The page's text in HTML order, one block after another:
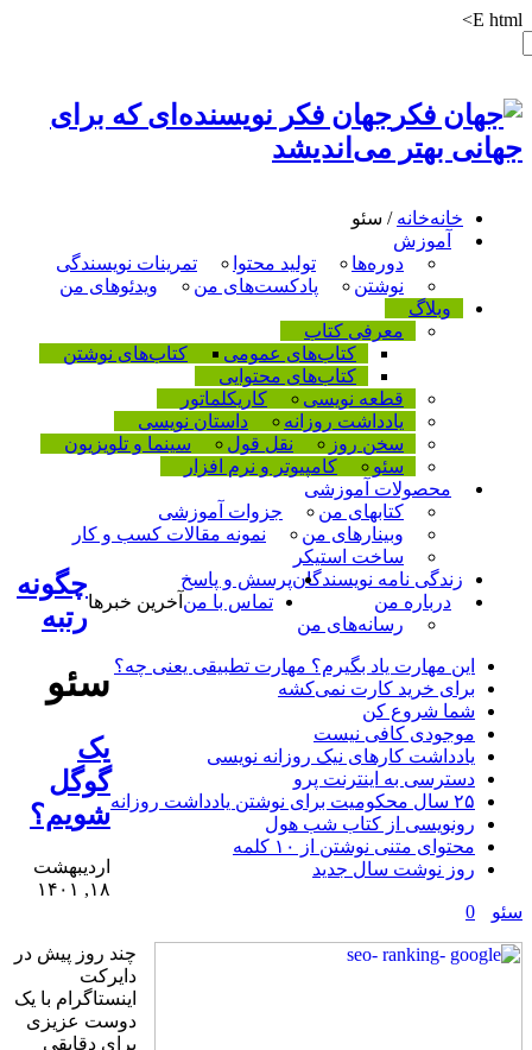
E html>
جهان فکر نویسنده‌ای که برای
جهانی بهتر می‌اندیشد
خانه
آموزش
دوره‌ها
تولید محتوا
تمرینات نویسندگی
نوشتن
پادکست‌های من
ویدئوهای من
وبلاگ
معرفی کتاب
کتاب‌های عمومی
کتاب‌های نوشتن
کتاب‌های محتوایی
قطعه نویسی
کاریکلماتور
یادداشت روزانه
داستان نویسی
سخن روز
نقل قول
سینما و تلویزیون
سئو
کامپیوتر و نرم افزار
محصولات آموزشی
کتابهای من
جزوات آموزشی
وبینارهای من
نمونه مقالات کسب و کار
ساخت استیکر
زندگی نامه نویسندگانپرسش و پاسخ
درباره من
رسانه‌ها‌ی من
تماس با من آخرین خبرها
این مهارت یاد بگیرم؟ مهارت تطبیقی یعنی چه؟
برای خرید کارت نمی‌‌کشه
شما شروع کن
موجودی کافی نیست
یادداشت کارهای نیک روزانه نویسی
دسترسی به اینترنت پرو
۲۵ سال محکومیت برای نوشتن یادداشت روزانه
رونویسی از کتاب شب هول
محتوای متنی نوشتن از ۱۰ کلمه
روز نوشت سال جدید
خانه / سئو
سئو
چگونه
رتبه
یک
گوگل
شویم؟
اردیبهشت
۱۸, ۱۴۰۱
سئو
0
چند روز پیش در
دایرکت
اینستاگرام با یک
دوست عزیزی
برای دقایقی